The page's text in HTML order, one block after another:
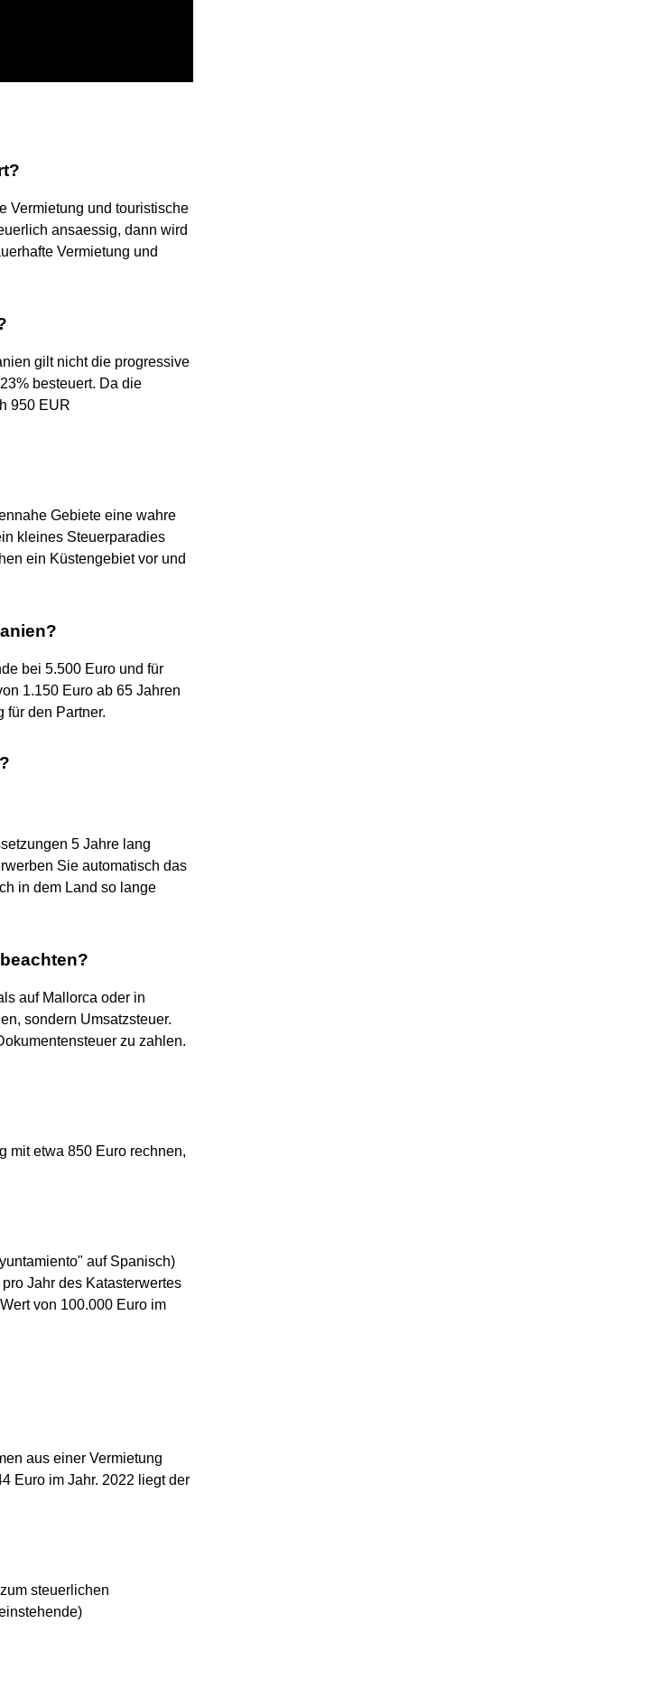
Vermietung und touristische
ansaessig, dann wird
Vermietung und
gilt nicht die progressive
besteuert. Da die
950 EUR
Gebiete eine wahre
kleines Steuerparadies
ein Küstengebiet vor und
bei 5.500 Euro und für
1.150 Euro ab 65 Jahren
für den Partner.
5 Jahre lang
Sie automatisch das
in dem Land so lange
auf Mallorca oder in
sondern Umsatzsteuer.
zu zahlen.
mit etwa 850 Euro rechnen,
auf Spanisch)
Jahr des Katasterwertes
von 100.000 Euro im
aus einer Vermietung
Euro im Jahr. 2022 liegt der
steuerlichen